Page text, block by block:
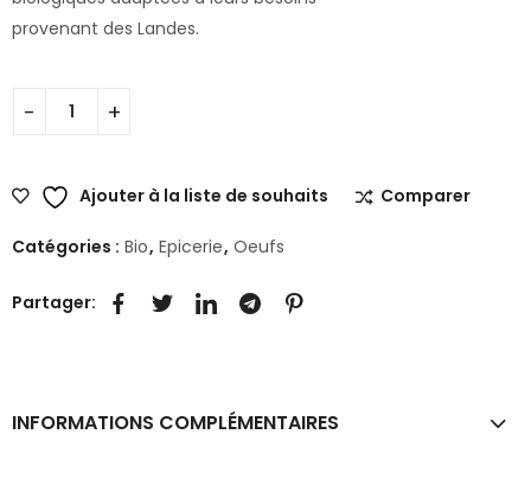
provenant des Landes.
Ajouter à la liste de souhaits Comparer
Catégories : Bio, Epicerie, Oeufs
Partager:
INFORMATIONS COMPLÉMENTAIRES